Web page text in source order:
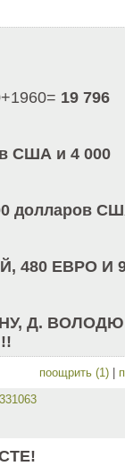
19 796
США и 4 000
долларов
480 ЕВРО И
Д.
поощрить (1) |